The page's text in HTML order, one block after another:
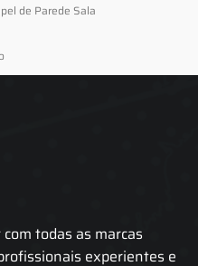
de Parede Sala
todas as marcas
experientes e